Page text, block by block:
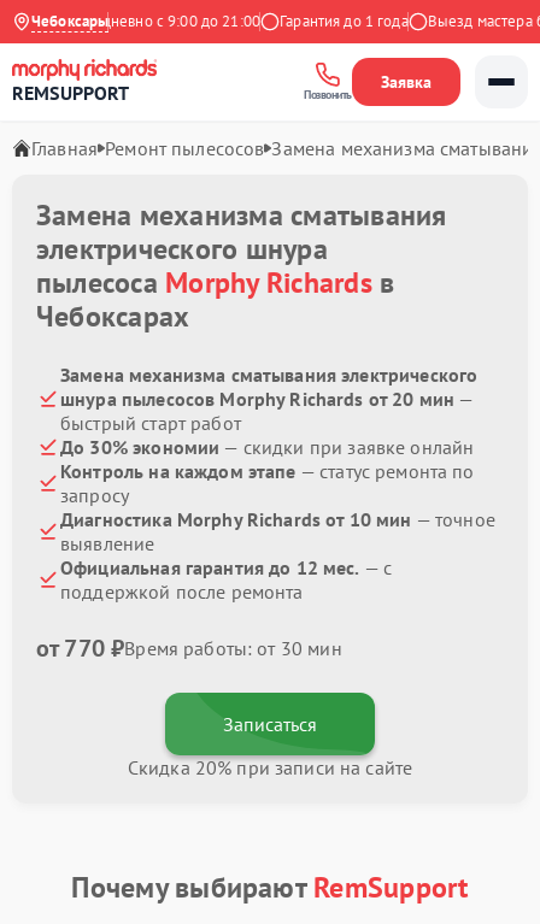
Чебоксары
Ежедневно с 9:00 до 21:00 Гарантия до 1 года Выезд мастера
REMSUPPORT Позвонить
Заявка
Главная Ремонт пылесосов Замена механизма
Замена механизма сматывания
электрического шнура
пылесоса Morphy Richardsв
Чебоксарах
Замена механизма сматывания электрического
шнура пылесосов Morphy Richards от 20 мин —
быстрый старт работ
До 30% экономии — скидки при заявке онлайн
Контроль на каждом этапе — статус ремонта по
запросу
Диагностика Morphy Richards от 10 мин — точное
выявление
Официальная гарантия до 12 мес. — с
поддержкой после ремонта
от 770 ₽Время работы: от 30 мин
Записаться
Скидка 20% при записи на сайте
Почему выбираютRemSupport